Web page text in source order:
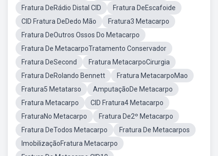
Fratura DeRádio Distal CID
Fratura DeEscafoide
CID Fratura DeDedo Mão
Fratura3 Metacarpo
Fratura DeOutros Ossos Do Metacarpo
Fratura De MetacarpoTratamento Conservador
Fratura DeSecond
Fratura MetacarpoCirurgia
Fratura DeRolando Bennett
Fratura MetacarpoMao
Fratura5 Metatarso
AmputaçãoDe Metacarpo
Fratura Metacarpo
CID Fratura4 Metacarpo
FraturaNo Metacarpo
Fratura De2º Metacarpo
Fratura DeTodos Metacarpo
Fratura De Metacarpos
ImobilizaçãoFratura Metacarpo